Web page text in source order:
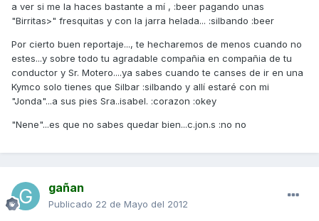
a ver si me la haces bastante a mí , :beer pagando unas
"Birritas>" fresquitas y con la jarra helada... :silbando :beer
Por cierto buen reportaje..., te hecharemos de menos cuando no
estes...y sobre todo tu agradable compañia en compañia de tu
conductor y Sr. Motero....ya sabes cuando te canses de ir en una
Kymco solo tienes que Silbar :silbando y allí estaré con mi
"Jonda"...a sus pies Sra..isabel. :corazon :okey
"Nene"...es que no sabes quedar bien...c.jon.s :no no
gañan
Publicado 22 de Mayo del 2012